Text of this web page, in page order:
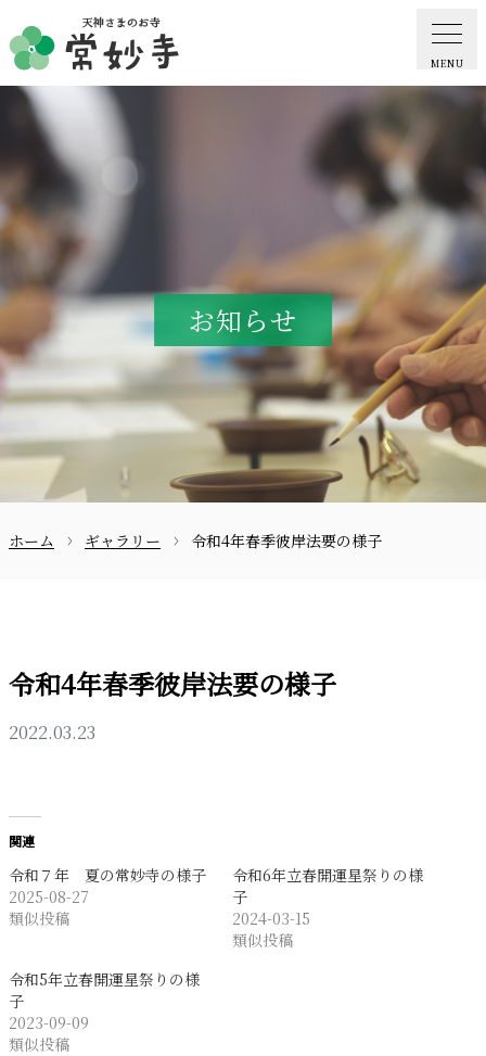
MENU
ホーム
常妙寺紹介
納骨堂・お墓
葬儀・供養・祈祷
ギャラリー
お知らせ
お問合せ
097-521-2585
お知らせ
ホーム ギャラリー 令和4年春季彼岸法要の様子
令和4年春季彼岸法要の様子
2022.03.23
関連
令和７年 夏の常妙寺の様子
2025-08-27
類似投稿
令和6年立春開運星祭りの様
子
2024-03-15
類似投稿
令和5年立春開運星祭りの様
子
2023-09-09
類似投稿